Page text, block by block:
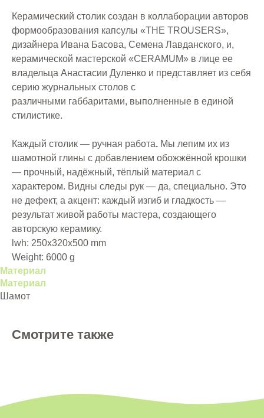
Керамический столик создан в коллаборации авторов
формообразования капсулы «THE TROUSERS»,
дизайнера Ивана Басова, Семена Лавданского, и,
керамической мастерской «CERAMUM» в лице ее
владельца Анастасии Дуленко и представляет из себя
серию журнальных столов с
различными габбаритами, выполненные в единой
стилистике.
Каждый столик — ручная работа. Мы лепим их из
шамотной глины с добавлением обожжённой крошки
— прочный, надёжный, тёплый материал с
характером. Видны следы рук — да, специально. Это
не дефект, а акцент: каждый изгиб и гладкость —
результат живой работы мастера, создающего
авторскую керамику.
lwh: 250x320x500 mm
Weight: 6000 g
Материал
Материал
Шамот
Смотрите также